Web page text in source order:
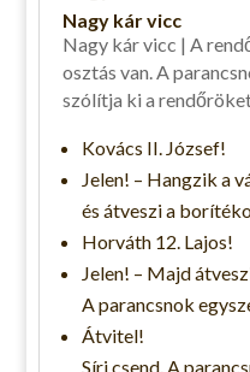
Nagy kár vicc
Nagy kár vicc | A
osztás van. A
szólítja ki a
Kovács II. József!
Jelen! – Hangzik a
és átveszi a
Horváth 12. Lajos!
Jelen! – Majd
A parancsnok
Átvitel!
Síri csend. A